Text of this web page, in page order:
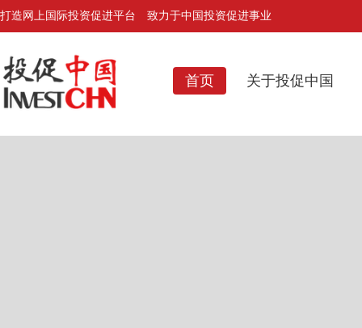
打造网上国际投资促进平台 致力于中国投资促进事业
首页 关于投促中国